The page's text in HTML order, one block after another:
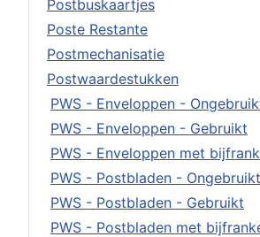
Postbuskaartjes
Poste Restante
Postmechanisatie
Postwaardestukken
PWS - Enveloppen -
PWS - Enveloppen - Gebruikt
PWS - Enveloppen met
PWS - Postbladen - Ongebruikt
PWS - Postbladen - Gebruikt
PWS - Postbladen met